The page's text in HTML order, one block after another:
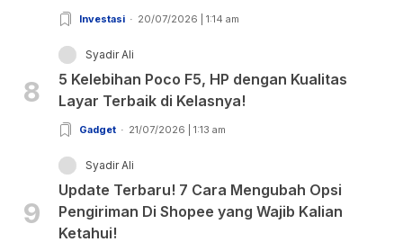
Investasi 20/07/2026 | 1:14 am
8
Syadir Ali
5 Kelebihan Poco F5, HP dengan Kualitas
Layar Terbaik di Kelasnya!
Gadget 21/07/2026 | 1:13 am
9
Syadir Ali
Update Terbaru! 7 Cara Mengubah Opsi
Pengiriman Di Shopee yang Wajib Kalian
Ketahui!